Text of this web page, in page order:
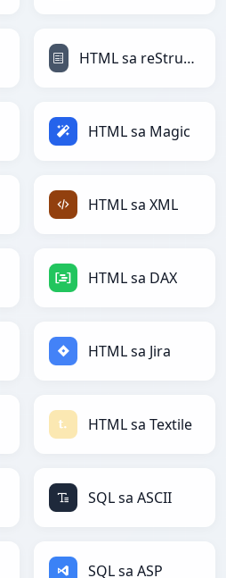
HTML sa reStructuredText
HTML sa Magic
HTML sa XML
HTML sa DAX
HTML sa Jira
HTML sa Textile
SQL sa ASCII
SQL sa ASP